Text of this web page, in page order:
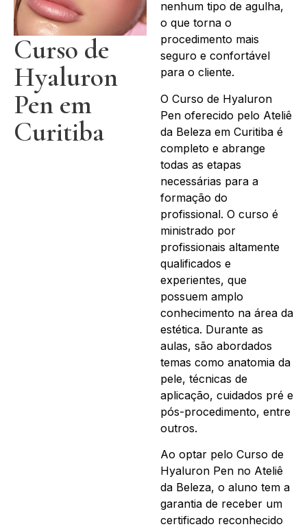
Curso de
Hyaluron
Pen em
Curitiba
nenhum tipo de agulha,
o que torna o
procedimento mais
seguro e confortável
para o cliente.
O Curso de Hyaluron
Pen oferecido pelo Ateliê
da Beleza em Curitiba é
completo e abrange
todas as etapas
necessárias para a
formação do
profissional. O curso é
ministrado por
profissionais altamente
qualificados e
experientes, que
possuem amplo
conhecimento na área da
estética. Durante as
aulas, são abordados
temas como anatomia da
pele, técnicas de
aplicação, cuidados pré e
pós-procedimento, entre
outros.
Ao optar pelo Curso de
Hyaluron Pen no Ateliê
da Beleza, o aluno tem a
garantia de receber um
certificado reconhecido